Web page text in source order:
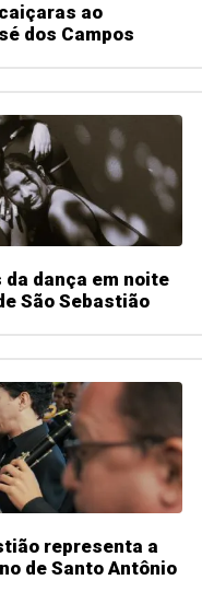
ao
dos Campos
da dança em noite
São Sebastião
representa a
de Santo Antônio